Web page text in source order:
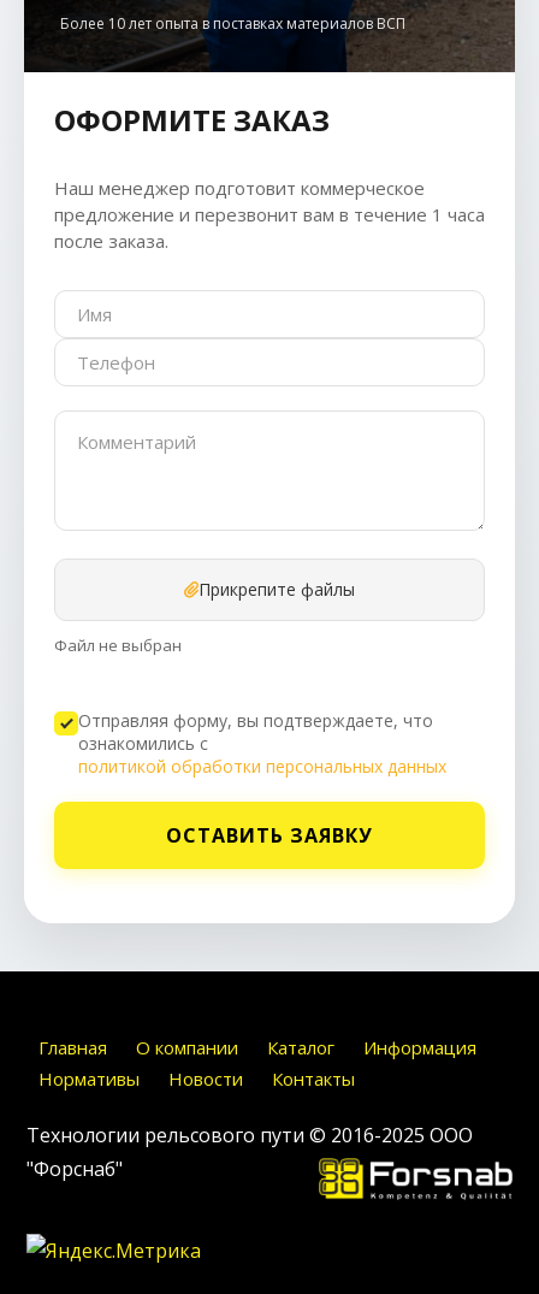
Более 10 лет опыта в поставках материалов ВСП
ОФОРМИТЕ ЗАКАЗ
Наш менеджер подготовит коммерческое
предложение и перезвонит вам в течение 1 часа
после заказа.
Прикрепите файлы
Файл не выбран
Отправляя форму, вы подтверждаете, что
ознакомились с
политикой обработки персональных данных
ОСТАВИТЬ ЗАЯВКУ
Главная О компании Каталог
Информация
Нормативы
Новости Контакты
Технологии рельсового пути © 2016-2025ООО
"Форснаб"